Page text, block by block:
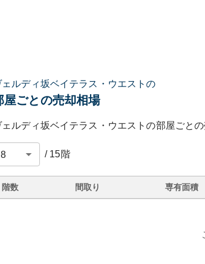
ェルディ坂ベイテラス・ウエストの
屋ごとの売却相場
ェルディ坂ベイテラス・ウエストの部屋ごと
/ 15階
階数 間取り 専有面積